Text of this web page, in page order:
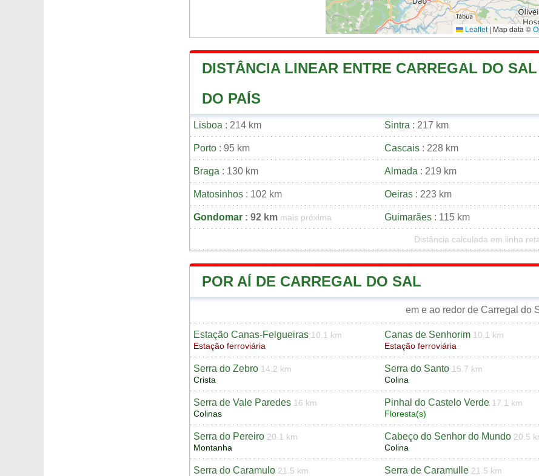
Leaflet | Map data ©
DISTÂNCIA LINEAR ENTRE CARREGAL DO
DO PAÍS
Lisboa : 214 km Sintra : 217 km
Porto : 95 km Cascais : 228 km
Braga : 130 km Almada : 219 km
Matosinhos : 102 km Oeiras : 223 km
Gondomar : 92 km mais próxima Guimarães : 115 km
Distância calculada em linha
POR AÍ DE CARREGAL DO SAL
em e ao redor de Carregal do
Estação Canas-Felgueiras 10.1 km
Estação ferroviária
Canas de Senhorim 10.1 km
Estação ferroviária
Serra do Zebro 14.2 km
Crista
Serra do Santo 15.7 km
Colina
Serra de Vale Paredes 16 km
Colinas
Pinhal do Castelo Verde 17.1 km
Floresta(s)
Serra do Pereiro 20.1 km
Montanha
Cabeço do Senhor do Mundo 20.5
Colina
Serra do Caramulo 21.5 km
Serra de Caramulle 21.5 km